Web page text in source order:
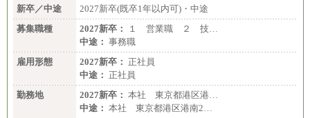
新卒／中途
2027新卒(既卒1年以内可)・中途
募集職種
2027新卒：
１ 営業職 ２ 技…
中途： 事務職
雇用形態
2027新卒： 正社員
中途： 正社員
勤務地
2027新卒： 本社 東京都港区港…
中途： 本社 東京都港区港南2…